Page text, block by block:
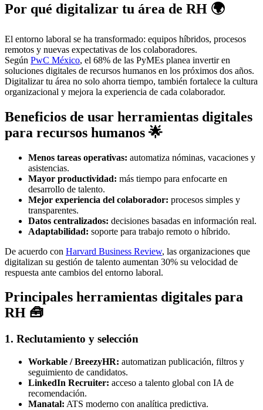
Por qué digitalizar tu área de RH 🌍
El entorno laboral se ha transformado: equipos híbridos, procesos
remotos y nuevas expectativas de los colaboradores.
Según PwC México, el 68% de las PyMEs planea invertir en
soluciones digitales de recursos humanos en los próximos dos años.
Digitalizar tu área no solo ahorra tiempo, también fortalece la cultura
organizacional y mejora la experiencia de cada colaborador.
Beneficios de usar herramientas digitales
para recursos humanos 🌟
Menos tareas operativas: automatiza nóminas, vacaciones y
asistencias.
Mayor productividad: más tiempo para enfocarte en
desarrollo de talento.
Mejor experiencia del colaborador: procesos simples y
transparentes.
Datos centralizados: decisiones basadas en información real.
Adaptabilidad: soporte para trabajo remoto o híbrido.
De acuerdo con Harvard Business Review, las organizaciones que
digitalizan su gestión de talento aumentan 30% su velocidad de
respuesta ante cambios del entorno laboral.
Principales herramientas digitales para
RH 🧰
1. Reclutamiento y selección
Workable / BreezyHR: automatizan publicación, filtros y
seguimiento de candidatos.
LinkedIn Recruiter: acceso a talento global con IA de
recomendación.
Manatal: ATS moderno con analítica predictiva.